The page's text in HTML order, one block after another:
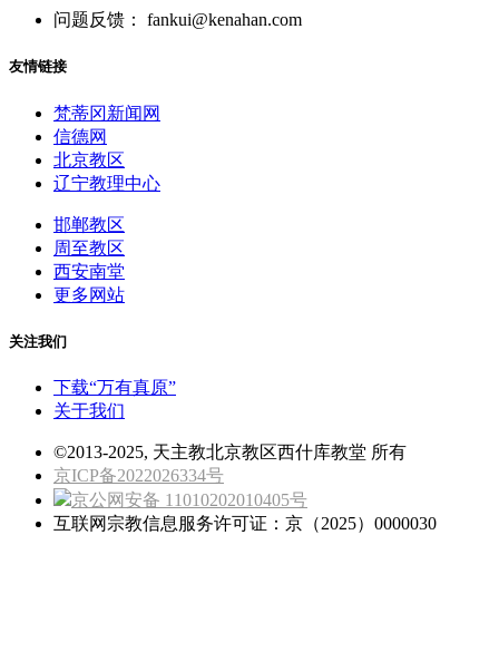
问题反馈： fankui@kenahan.com
友情链接
梵蒂冈新闻网
信德网
北京教区
辽宁教理中心
邯郸教区
周至教区
西安南堂
更多网站
关注我们
下载“万有真原”
关于我们
©2013-2025, 天主教北京教区西什库教堂 所有
京ICP备2022026334号
京公网安备 11010202010405号
互联网宗教信息服务许可证：京（2025）0000030